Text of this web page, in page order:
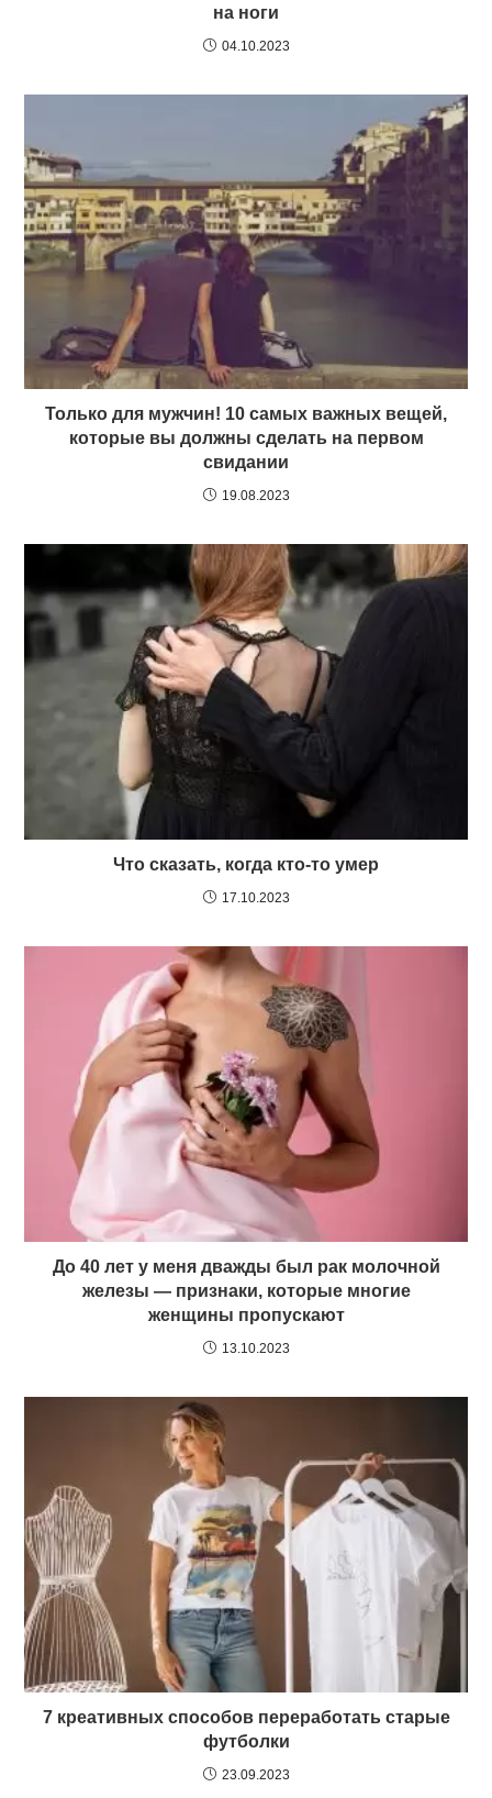
на ноги
04.10.2023
Только для мужчин! 10 самых важных вещей,
которые вы должны сделать на первом
свидании
19.08.2023
Что сказать, когда кто-то умер
17.10.2023
До 40 лет у меня дважды был рак молочной
железы — признаки, которые многие
женщины пропускают
13.10.2023
7 креативных способов переработать старые
футболки
23.09.2023